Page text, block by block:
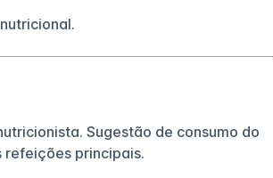
Sugestão de consumo do
refeições principais.